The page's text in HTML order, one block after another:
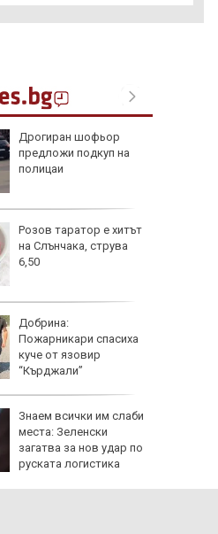
Дрогиран шофьор
предложи подкуп на
полицаи
Розов таратор е хитът
на Слънчака, струва
6,50
Добрина:
Пожарникари спасиха
куче от язовир
“Кърджали”
Знаем всички им слаби
места: Зеленски
загатва за нов удар по
руската логистика